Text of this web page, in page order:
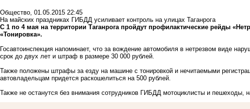
Общество, 01.05.2015 22:45
На майских праздниках ГИБДД усиливает контроль на улицах Таганрога
С 1 по 4 мая на территории Таганрога пройдут профилактические рейды
«Тонировка».
Госавтоинспекция напоминает, что за вождение автомобиля в нетрезвом виде
срок до двух лет и штраф в размере 30 000 рублей.
Также положены штрафы за езду на машине с тонировкой и нечитаемыми
автовладельцам придется раскошелиться на 500 рублей.
Также не останутся без внимания сотрудников ГИБДД мотоциклисты и